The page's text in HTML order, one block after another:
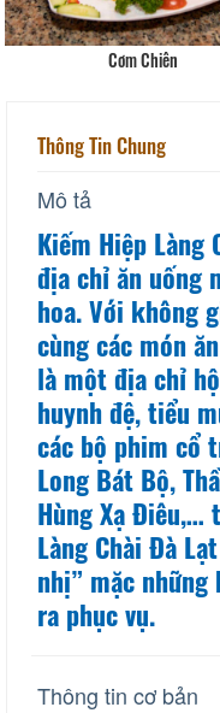
Cơm Chiên
Thông Tin Chung
Mô tả
Kiếm Hiệp
địa chỉ ăn uống
hoa. Với không
cùng các món
là một địa chỉ
huynh đệ, tiểu
các bộ phim cổ
Long Bát Bộ,
Hùng Xạ Điêu,…
Làng Chài Đà
nhị” mặc
ra phục vụ.
Thông tin cơ bản